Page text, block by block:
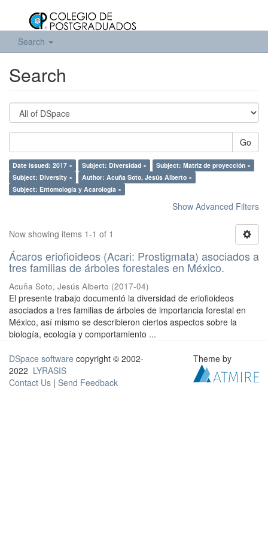
Search
Search
Go
Date issued: 2017 × Subject: Diversidad ×
Subject: Matriz de proyección ×
Subject: Diversity ×
Author: Acuña Soto, Jesús Alberto ×
Subject: Entomología y Acarología ×
Show Advanced Filters
Now showing items 1-1 of 1
Ácaros eriofioideos (Acari: Prostigmata) asociados a
tres familias de árboles forestales en México.
Acuña Soto, Jesús Alberto (2017-04)
El presente trabajo documentó la diversidad de eriofioideos
asociados a tres familias de árboles de importancia forestal en
México, así mismo se describieron ciertos aspectos sobre la
biología, ecología y comportamiento ...
DSpace software copyright © 2002-
2022 LYRASIS
Contact Us | Send Feedback
Theme by